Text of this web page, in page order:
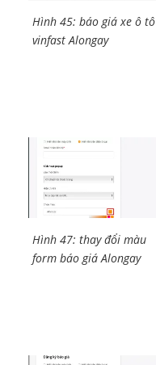
Hình 45: báo giá xe ô tô
vinfast Alongay
Hình 47: thay đổi màu
form báo giá Alongay